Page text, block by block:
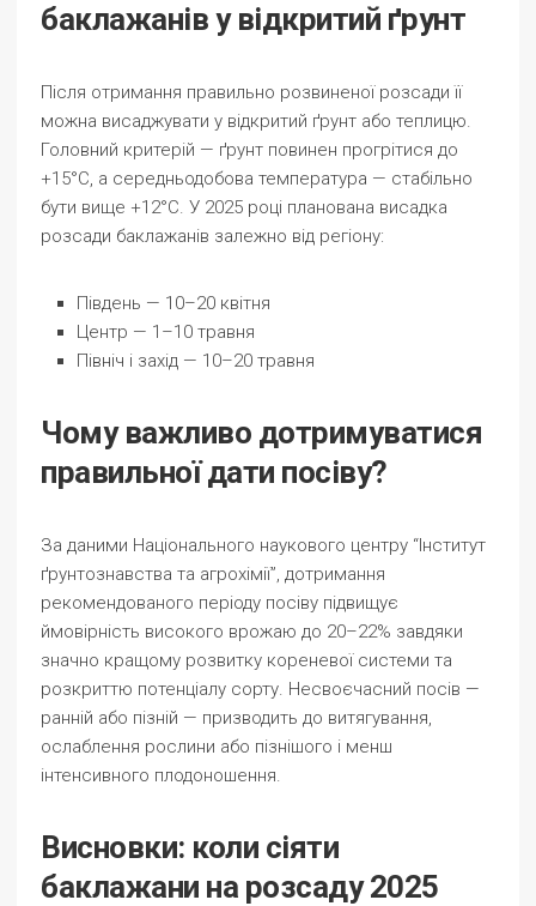
баклажанів у відкритий ґрунт
Після отримання правильно розвиненої розсади її
можна висаджувати у відкритий ґрунт або теплицю.
Головний критерій — ґрунт повинен прогрітися до
+15°С, а середньодобова температура — стабільно
бути вище +12°С. У 2025 році планована висадка
розсади баклажанів залежно від регіону:
Південь — 10–20 квітня
Центр — 1–10 травня
Північ і захід — 10–20 травня
Чому важливо дотримуватися
правильної дати посіву?
За даними Національного наукового центру “Інститут
ґрунтознавства та агрохімії”, дотримання
рекомендованого періоду посіву підвищує
ймовірність високого врожаю до 20–22% завдяки
значно кращому розвитку кореневої системи та
розкриттю потенціалу сорту. Несвоєчасний посів —
ранній або пізній — призводить до витягування,
ослаблення рослини або пізнішого і менш
інтенсивного плодоношення.
Висновки: коли сіяти
баклажани на розсаду 2025